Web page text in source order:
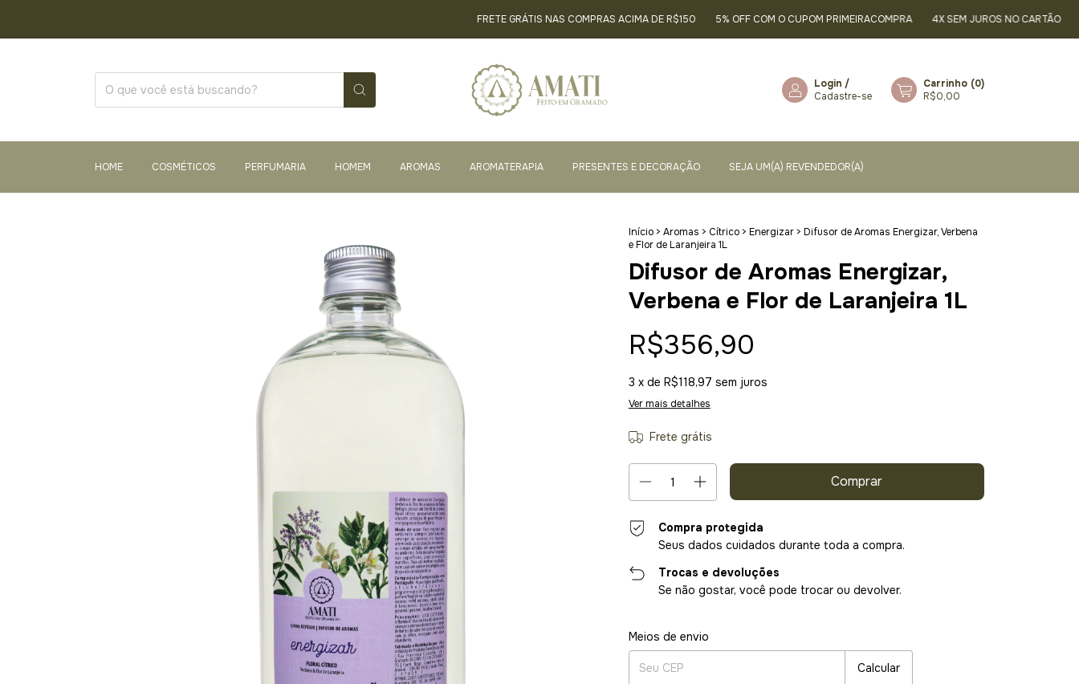
FRETE GRÁTIS NAS COMPRAS ACIMA DE R$150 5% OFF COM O CUPOM PRIMEIRACOMPRA 4X SEM JUROS NO CARTÃO
Login /
Cadastre-se
Carrinho (0)
R$0,00
HOME COSMÉTICOS PERFUMARIA HOMEM AROMAS AROMATERAPIA PRESENTES E DECORAÇÃO SEJA UM(A) REVENDEDOR(A)
Início > Aromas > Cítrico > Energizar > Difusor de Aromas Energizar, Verbena
e Flor de Laranjeira 1L
Difusor de Aromas Energizar,
Verbena e Flor de Laranjeira 1L
R$356,90
3 x de R$118,97 sem juros
Ver mais detalhes
Frete grátis
Compra protegida
Seus dados cuidados durante toda a compra.
Trocas e devoluções
Se não gostar, você pode trocar ou devolver.
Entregas para o CEP:
Meios de envio
Calcular